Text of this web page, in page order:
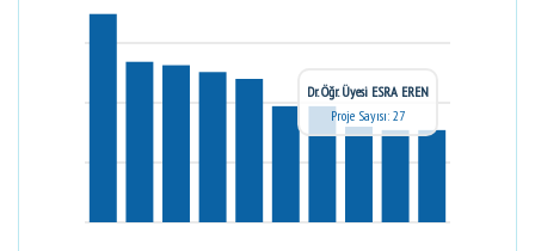
Dr. Öğr. Üyesi ESRA EREN
Proje Sayısı: 27